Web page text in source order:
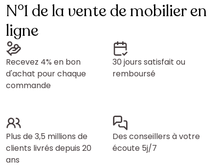
N°1 de la vente de mobilier en
ligne
Recevez 4% en bon
d'achat pour chaque
commande
30 jours satisfait ou
remboursé
Plus de 3,5 millions de
clients livrés depuis 20
ans
Des conseillers à votre
écoute 5j/7